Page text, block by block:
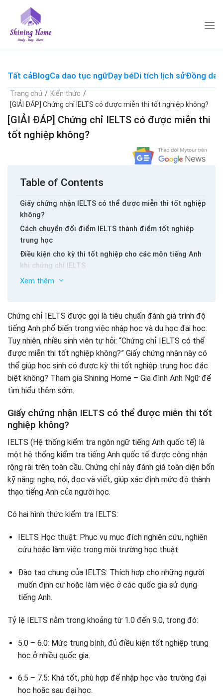
content
Tất cảBlogCa dao tục ngữDạy béDi tích lịch sửĐồng dao
Trang chủ / Kiến thức /
[GIẢI ĐÁP] Chứng chỉ IELTS có được miễn thi tốt nghiệp không?
[GIẢI ĐÁP] Chứng chỉ IELTS có được miễn thi
tốt nghiệp không?
Table of Contents
Giấy chứng nhận IELTS có thể được miễn thi tốt nghiệp
không?
Cách chuyển đổi điểm IELTS thành điểm tốt nghiệp
trung học
Điều kiện cho kỳ thi tốt nghiệp cho các môn tiếng Anh
khi chứng chỉ IELTS
Thủ tục và thời hạn để IELTS được miễn thi tốt nghiệp
Thủ tục chứng nhận IELTS
Một số ghi chú khi sử dụng chứng chỉ IELTS được miễn
trừ
Giấy chứng nhận phải hợp lệ
Đảm bảo điểm số IELTS tối thiểu
Áp dụng đúng hạn
Cung cấp thông tin chính xác
Kiểm tra các quy định mỗi năm
Bí mật khi chọn bài kiểm tra IELTS để thay thế điểm số
tiếng Anh của trường trung học
Xác định dải thích hợp
Hiểu phương pháp nhập học của các trường đại học
Kế hoạch xem xét sớm
Đảm bảo chứng chỉ IELTS vẫn còn hiệu lực và phù hợp với
Đừng quên chuẩn bị cho kỳ thi trung học
Xem thêm
Chứng chỉ IELTS được gọi là tiêu chuẩn đánh giá trình độ
tiếng Anh phổ biến trong việc nhập học và du học đại học.
Tuy nhiên, nhiều sinh viên tự hỏi: “Chứng chỉ IELTS có thể
được miễn thi tốt nghiệp không?” Giấy chứng nhận này có
thể giúp học sinh có được kỳ thi tốt nghiệp trung học đặc
biệt không? Tham gia Shining Home – Gia đình Anh Ngữ để
tìm hiểu thêm sớm.
Giấy chứng nhận IELTS có thể được miễn thi tốt
nghiệp không?
IELTS (Hệ thống kiểm tra ngôn ngữ tiếng Anh quốc tế) là
một hệ thống kiểm tra tiếng Anh quốc tế được công nhận
rộng rãi trên toàn cầu. Chứng chỉ này đánh giá toàn diện bốn
kỹ năng: nghe, nói, đọc và viết, giúp xác định mức độ thành
thạo tiếng Anh của người học.
Có hai hình thức kiểm tra IELTS:
IELTS Học thuật: Phục vụ mục đích nghiên cứu, nghiên
cứu hoặc làm việc trong môi trường học thuật.
Đào tạo chung của IELTS: Thích hợp cho những người
muốn định cư hoặc làm việc ở các quốc gia sử dụng
tiếng Anh.
Tỷ lệ IELTS nằm trong khoảng từ 1.0 đến 9.0, trong đó:
5.0 – 6.0: Mức trung bình, đủ điều kiện tốt nghiệp trung
học ở nhiều quốc gia.
6.5 – 7.5: Khá tốt, phù hợp để nhập học vào trường đại
học hoặc sau đại học.